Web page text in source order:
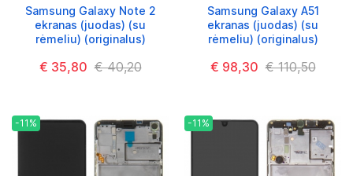
Samsung Galaxy Note 2
ekranas (juodas) (su
rėmeliu) (originalus)
€ 35,80 € 40,20
Samsung Galaxy A51
ekranas (juodas) (su
rėmeliu) (originalus)
€ 98,30 € 110,50
-11% -11%